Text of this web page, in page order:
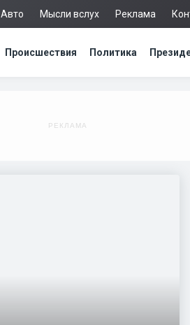
Авто Мысли вслух Реклама
Происшествия Политика